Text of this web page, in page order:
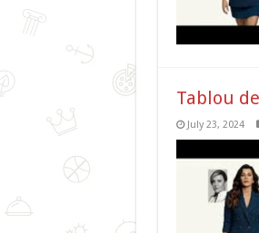
Tablou
July 23, 2024